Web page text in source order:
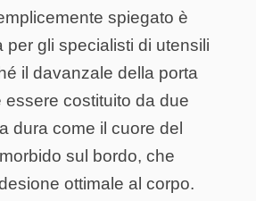
spiegato è
per gli specialisti di utensili
il davanzale della porta
essere costituito da due
dura come il cuore del
sul bordo, che
ottimale al corpo.